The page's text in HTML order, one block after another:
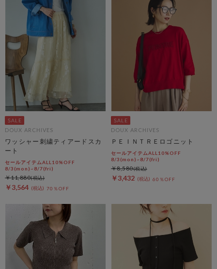
DOUX ARCHIVES
ワッシャー刺繍ティアードスカ
ート
セールアイテムALL10%OFF
8/3(mon)~8/7(fri)
￥3,564 70％OFF
￥11,880
DOUX ARCHIVES
ＰＥＩＮＴＲＥロゴニット
セールアイテムALL10%OFF
8/3(mon)~8/7(fri)
￥3,432 60％OFF
￥8,580